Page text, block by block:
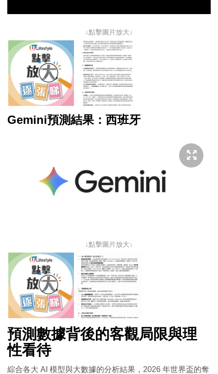
↓點擊圖片放大↓
Gemini預測結果：西班牙
↓點擊圖片放大↓
預測數據背後的客觀局限與理
性看待
綜合各大 AI 模型與大數據的分析結果，2026 年世界盃的奪